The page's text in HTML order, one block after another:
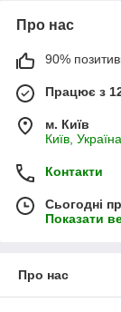
Про нас
90%
Працює з
м. Київ
Київ, Україна
Контакти
Сьогодні
Показати
Про нас